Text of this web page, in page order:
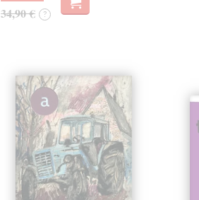
34,90 € ?